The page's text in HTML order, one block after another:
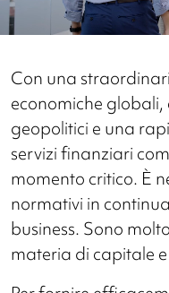
Con una
economiche globali,
geopolitici e una
servizi finanziari
momento critico. È
normativi in
business. Sono
materia di capitale